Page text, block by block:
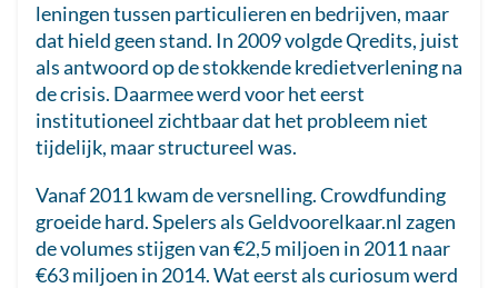
leningen tussen particulieren en bedrijven, maar
dat hield geen stand. In 2009 volgde Qredits, juist
als antwoord op de stokkende kredietverlening na
de crisis. Daarmee werd voor het eerst
institutioneel zichtbaar dat het probleem niet
tijdelijk, maar structureel was.
Vanaf 2011 kwam de versnelling. Crowdfunding
groeide hard. Spelers als Geldvoorelkaar.nl zagen
de volumes stijgen van €2,5 miljoen in 2011 naar
€63 miljoen in 2014. Wat eerst als curiosum werd